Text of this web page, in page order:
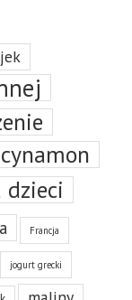
cynamon
dzieci
Francja
jogurt grecki